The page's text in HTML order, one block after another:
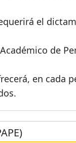
el
de
en cada